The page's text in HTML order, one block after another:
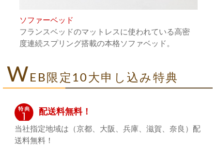
ソファーベッド
フランスベッドのマットレスに使われている高密
度連続スプリング搭載の本格ソファベッド。
W EB限定10大申し込み特典
配送料無料！
当社指定地域は（京都、大阪、兵庫、滋賀、奈良）配
送料無料！